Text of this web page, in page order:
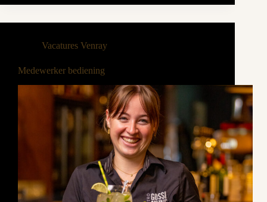
Vacatures Venray
Medewerker bediening